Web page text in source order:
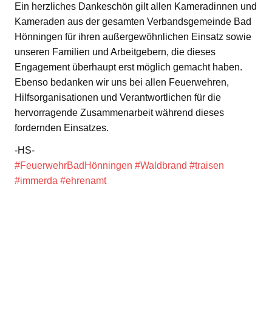
Ein herzliches Dankeschön gilt allen Kameradinnen und
Kameraden aus der gesamten Verbandsgemeinde Bad
Hönningen für ihren außergewöhnlichen Einsatz sowie
unseren Familien und Arbeitgebern, die dieses
Engagement überhaupt erst möglich gemacht haben.
Ebenso bedanken wir uns bei allen Feuerwehren,
Hilfsorganisationen und Verantwortlichen für die
hervorragende Zusammenarbeit während dieses
fordernden Einsatzes.
-HS-
#FeuerwehrBadHönningen #Waldbrand #traisen
#immerda #ehrenamt